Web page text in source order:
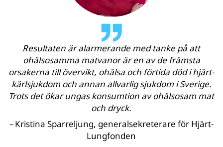
Resultaten är alarmerande med tanke på att
ohälsosamma matvanor är en av de främsta
orsakerna till övervikt, ohälsa och förtida död i hjärt-
kärlsjukdom och annan allvarlig sjukdom i Sverige.
Trots det ökar ungas konsumtion av ohälsosam mat
och dryck.
–Kristina Sparreljung, generalsekreterare för Hjärt-
Lungfonden